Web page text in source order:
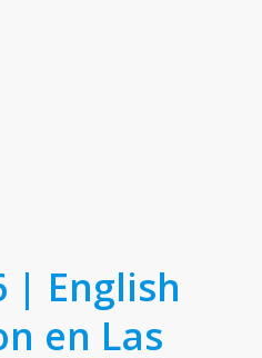
| English
en Las